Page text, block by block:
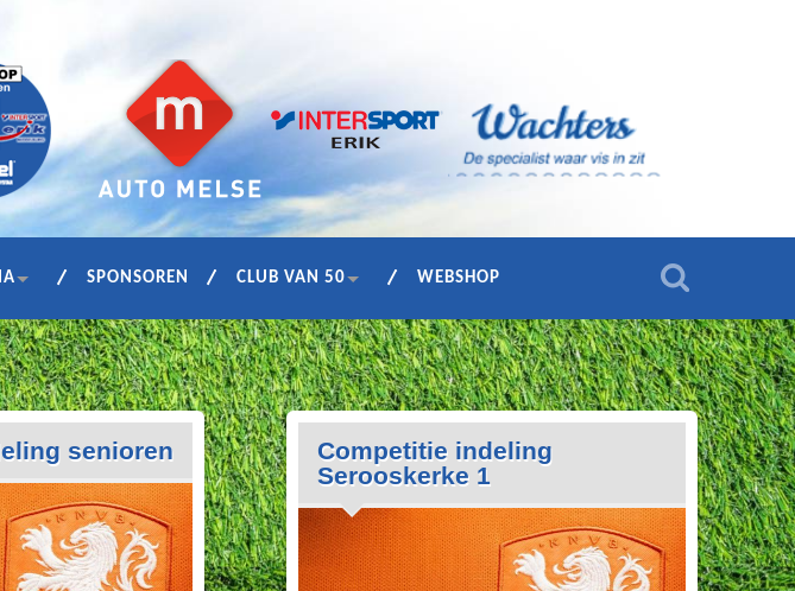
SPONSOREN CLUB VAN 50 WEBSHOP
senioren
Competitie indeling
Serooskerke 1